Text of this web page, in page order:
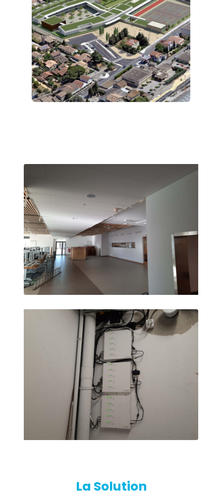
RouterAmp
Amélioration du signal cellulaire vers le routeur.
StellaControl
Surveillance à distance
All Products
La Solution